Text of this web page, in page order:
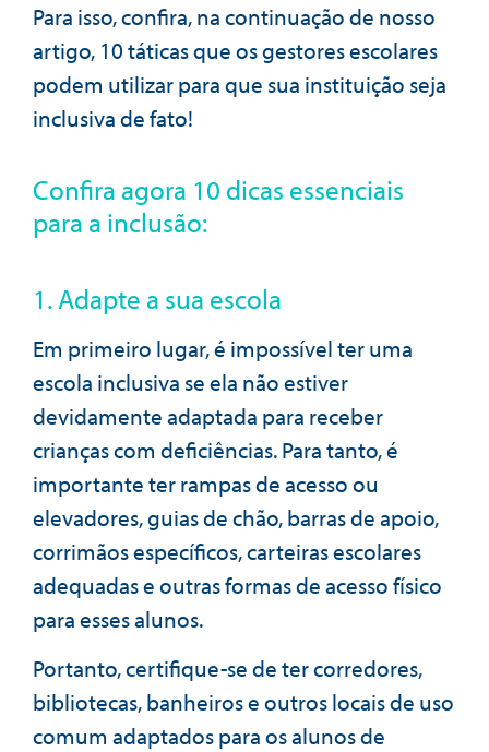
Para isso, confira, na continuação de nosso
artigo, 10 táticas que os gestores escolares
podem utilizar para que sua instituição seja
inclusiva de fato!
Confira agora 10 dicas essenciais
para a inclusão:
1. Adapte a sua escola
Em primeiro lugar, é impossível ter uma
escola inclusiva se ela não estiver
devidamente adaptada para receber
crianças com deficiências. Para tanto, é
importante ter rampas de acesso ou
elevadores, guias de chão, barras de apoio,
corrimãos específicos, carteiras escolares
adequadas e outras formas de acesso físico
para esses alunos.
Portanto, certifique-se de ter corredores,
bibliotecas, banheiros e outros locais de uso
comum adaptados para os alunos de